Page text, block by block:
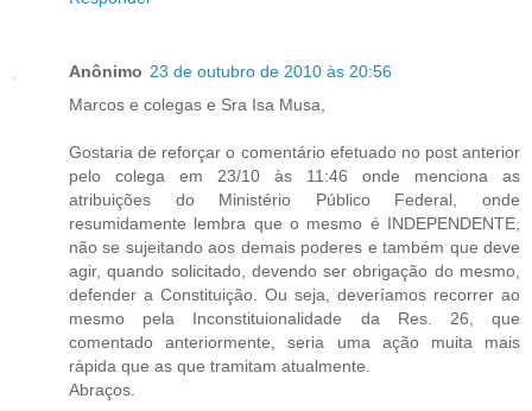
Anônimo 23 de outubro de 2010 às 20:56
Marcos e colegas e Sra Isa Musa,
Gostaria de reforçar o comentário efetuado no post anterior
pelo colega em 23/10 às 11:46 onde menciona as
atribuições do Ministério Público Federal, onde
resumidamente lembra que o mesmo é INDEPENDENTE,
não se sujeitando aos demais poderes e também que deve
agir, quando solicitado, devendo ser obrigação do mesmo,
defender a Constituição. Ou seja, deveríamos recorrer ao
mesmo pela Inconstituionalidade da Res. 26, que
comentado anteriormente, seria uma ação muita mais
rápida que as que tramitam atualmente.
Abraços.